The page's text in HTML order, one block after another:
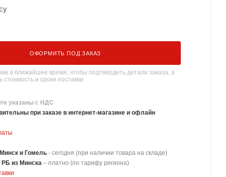
ОФОРМИТЬ ПОД ЗАКАЗ
в ближайшее время, чтобы подтвердить детали заказа, а
стоимость и сроки поставки.
указаны с НДС
при заказе в интернет-магазине и офлайн
и Гомель - сегодня (при наличии товара на складе)
РБ из Минска – платно (по тарифу региона)